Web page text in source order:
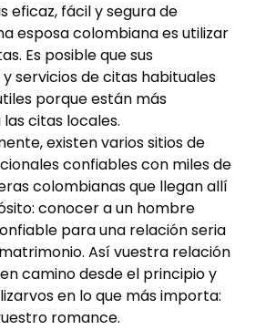
eficaz, fácil y segura de
esposa colombiana es utilizar
Es posible que sus
servicios de citas habituales
porque están más
citas locales.
existen varios sitios de
confiables con miles de
colombianas que llegan allí
conocer a un hombre
para una relación seria
Así vuestra relación
camino desde el principio y
en lo que más importa:
romance.